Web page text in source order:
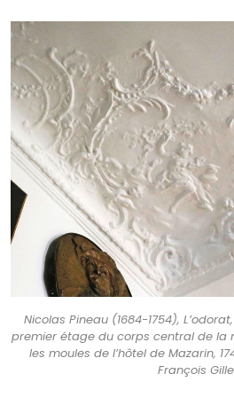
Nicolas Pineau (1684-1754),
premier étage du corps central de la
les moules de l’hôtel de Mazarin,
François